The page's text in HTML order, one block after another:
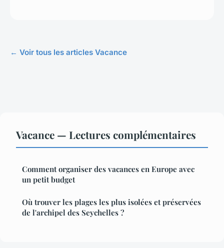
← Voir tous les articles Vacance
Vacance — Lectures complémentaires
Comment organiser des vacances en Europe avec
un petit budget
Où trouver les plages les plus isolées et préservées
de l'archipel des Seychelles ?